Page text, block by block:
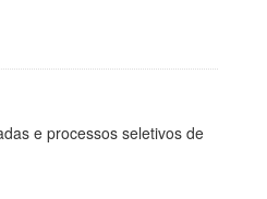
e processos seletivos de